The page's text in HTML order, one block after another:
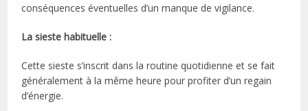
conséquences éventuelles d’un manque de vigilance.
La sieste habituelle :
Cette sieste s’inscrit dans la routine quotidienne et se fait
généralement à la même heure pour profiter d’un regain
d’énergie.